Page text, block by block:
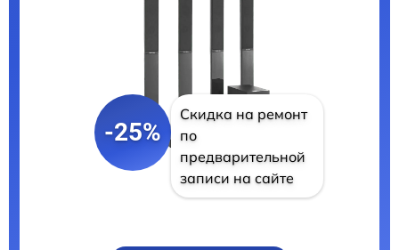
-25%
Скидка на ремонт
по
предварительной
записи на сайте